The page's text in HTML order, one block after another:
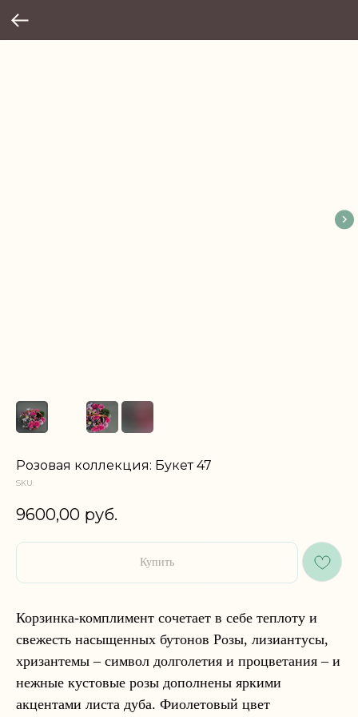
Розовая коллекция: Букет 47
SKU:
9600,00 руб.
Купить
Корзинка-комплимент сочетает в себе теплоту и
свежесть насыщенных бутонов Розы, лизиантусы,
хризантемы – символ долголетия и процветания – и
нежные кустовые розы дополнены яркими
акцентами листа дуба. Фиолетовый цвет